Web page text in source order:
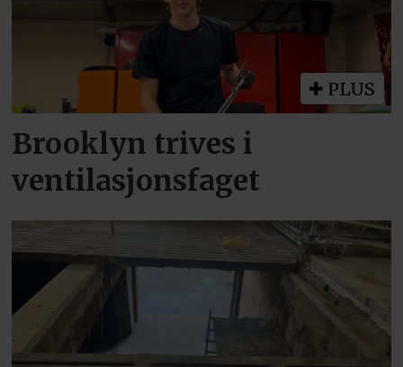
PLUS
Brooklyn trives i
ventilasjonsfaget